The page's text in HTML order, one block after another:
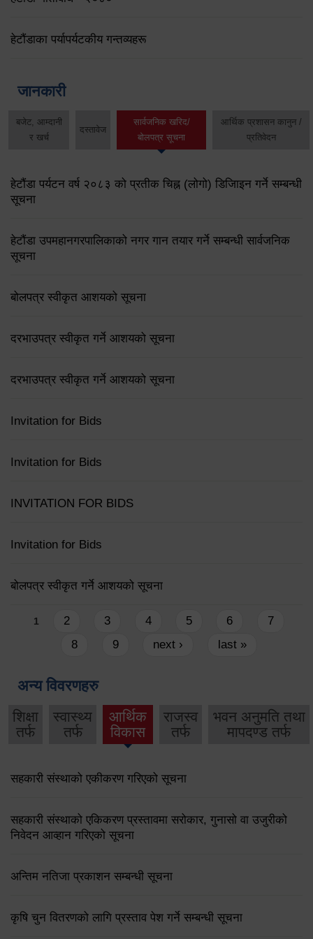
हेटौंडाका पर्यापर्यटकीय गन्तव्यहरू
जानकारी
बजेट, आम्दानी
र खर्च
दस्तावेज
सार्वजनिक खरिद/
बोलपत्र सूचना
आर्थिक प्रशासन कानुन /
प्रतिवेदन
हेटौंडा पर्यटन वर्ष २०८३ को प्रतीक चिह्न (लोगो) डिजिाइन गर्ने सम्बन्धी
सूचना
हेटौंडा उपमहानगरपालिकाको नगर गान तयार गर्ने सम्बन्धी सार्वजनिक
सूचना
बोलपत्र स्वीकृत आशयको सूचना
दरभाउपत्र स्वीकृत गर्ने आशयको सूचना
दरभाउपत्र स्वीकृत गर्ने आशयको सूचना
Invitation for Bids
Invitation for Bids
INVITATION FOR BIDS
Invitation for Bids
बोलपत्र स्वीकृत गर्ने आशयको सूचना
Pages
1 2 3 4 5 6
7
8
9 next › last »
अन्य विवरणहरु
शिक्षा
तर्फ
स्वास्थ्य
तर्फ
आर्थिक
विकास
राजस्व
तर्फ
भवन अनुमति तथा
मापदण्ड तर्फ
सहकारी संस्थाको एकीकरण गरिएको सूचना
सहकारी संस्थाको एकिकरण प्रस्तावमा सरोकार, गुनासो वा उजुरीको
निवेदन आव्हान गरिएको सूचना
अन्तिम नतिजा प्रकाशन सम्बन्धी सूचना
कृषि चुन वितरणको लागि प्रस्ताव पेश गर्ने सम्बन्धी सूचना